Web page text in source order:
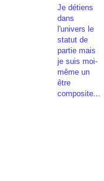
Je détiens
dans
l'univers le
statut de
partie mais
je suis moi-
même un
être
composite...